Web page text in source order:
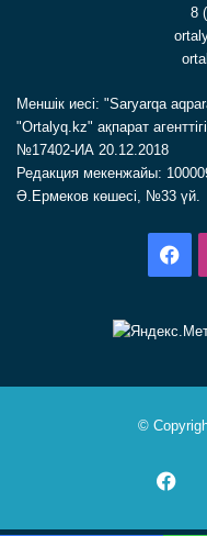
8
Меншік иесі: "Saryarqa
"Ortalyq.kz" ақпарат агенттігі
№17402-ИА 20.12.2018
Редакция мекенжайы:
Ә.Ермеков көшесі, №33 үй.
©